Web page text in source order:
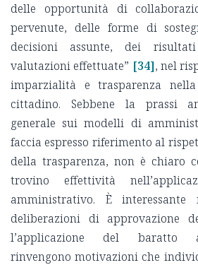
delle opportunità di
pervenute, delle forme di
decisioni assunte, dei
valutazioni effettuate” [34], nel
imparzialità e trasparenza
cittadino. Sebbene la prassi
generale sui modelli di
faccia espresso riferimento al
della trasparenza, non è chiaro
trovino effettività
amministrativo. È
deliberazioni di approvazione
l’applicazione del baratto
rinvengono motivazioni che